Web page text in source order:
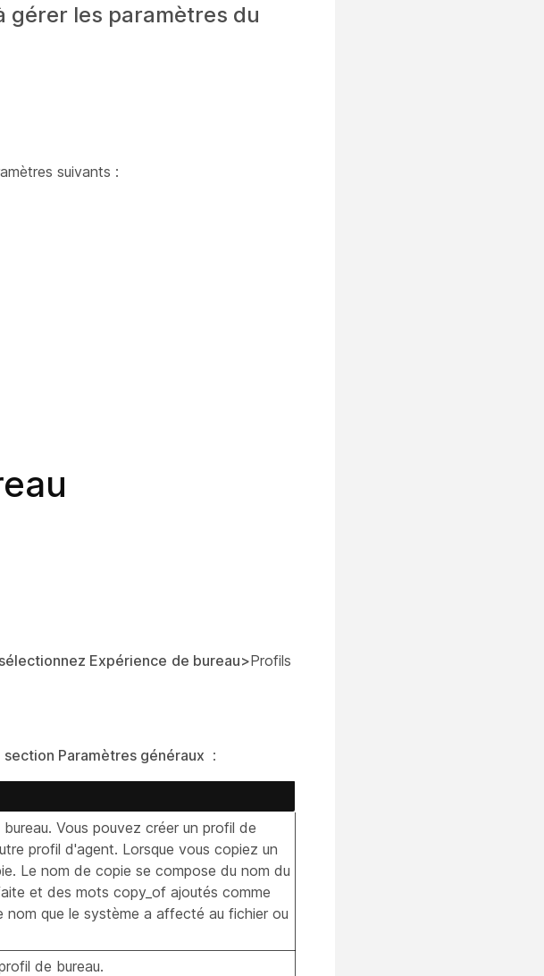
gérer les paramètres du
suivants :
Expérience de bureau>Profils
section Paramètres généraux :
Vous pouvez créer un profil de
profil d'agent. Lorsque vous copiez un
Le nom de copie se compose du nom du
et des mots copy_of ajoutés comme
nom que le système a affecté au fichier ou
de bureau.